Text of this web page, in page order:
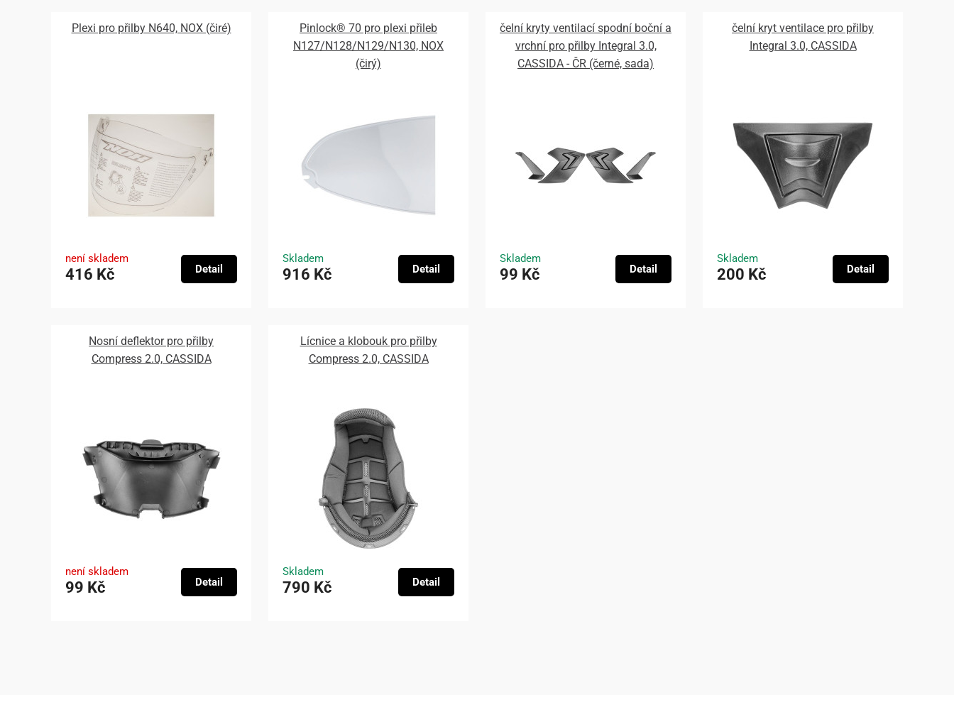
Plexi pro přilby N640, NOX (čiré)
není skladem
416 Kč Detail
Pinlock® 70 pro plexi přileb
N127/N128/N129/N130, NOX
(čirý)
Skladem
916 Kč Detail
čelní kryty ventilací spodní boční a
vrchní pro přilby Integral 3.0,
CASSIDA - ČR (černé, sada)
Skladem
99 Kč Detail
čelní kryt ventilace pro přilby
Integral 3.0, CASSIDA
Skladem
200 Kč Detail
Nosní deflektor pro přilby
Compress 2.0, CASSIDA
není skladem
99 Kč Detail
Lícnice a klobouk pro přilby
Compress 2.0, CASSIDA
Skladem
790 Kč Detail